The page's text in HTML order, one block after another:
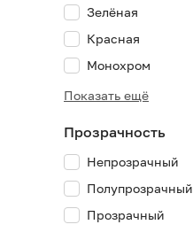
Зелёная
Красная
Монохром
Оранжевая
Синяя
Фиолетовая
Показать ещё
Прозрачность
Непрозрачный
Полупрозрачный
Прозрачный